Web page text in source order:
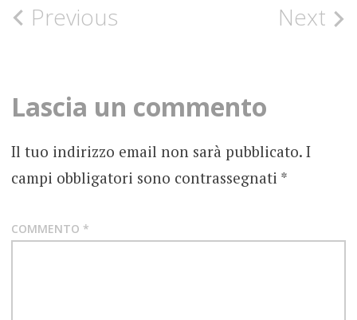
REPORT
Post
Previous Next
Lascia un commento
Il tuo indirizzo email non sarà pubblicato. I
campi obbligatori sono contrassegnati *
COMMENTO *